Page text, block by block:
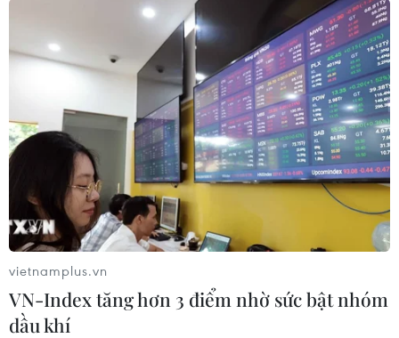
Theo dõi VietnamPlus
TIN LIÊN QUAN
vietnamplus.vn
VN-Index tăng hơn 3 điểm nhờ sức bật nhóm
dầu khí